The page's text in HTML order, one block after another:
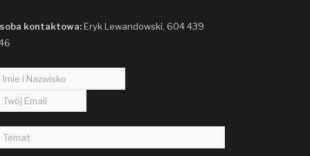
kontaktowa:Eryk Lewandowski, 604 439